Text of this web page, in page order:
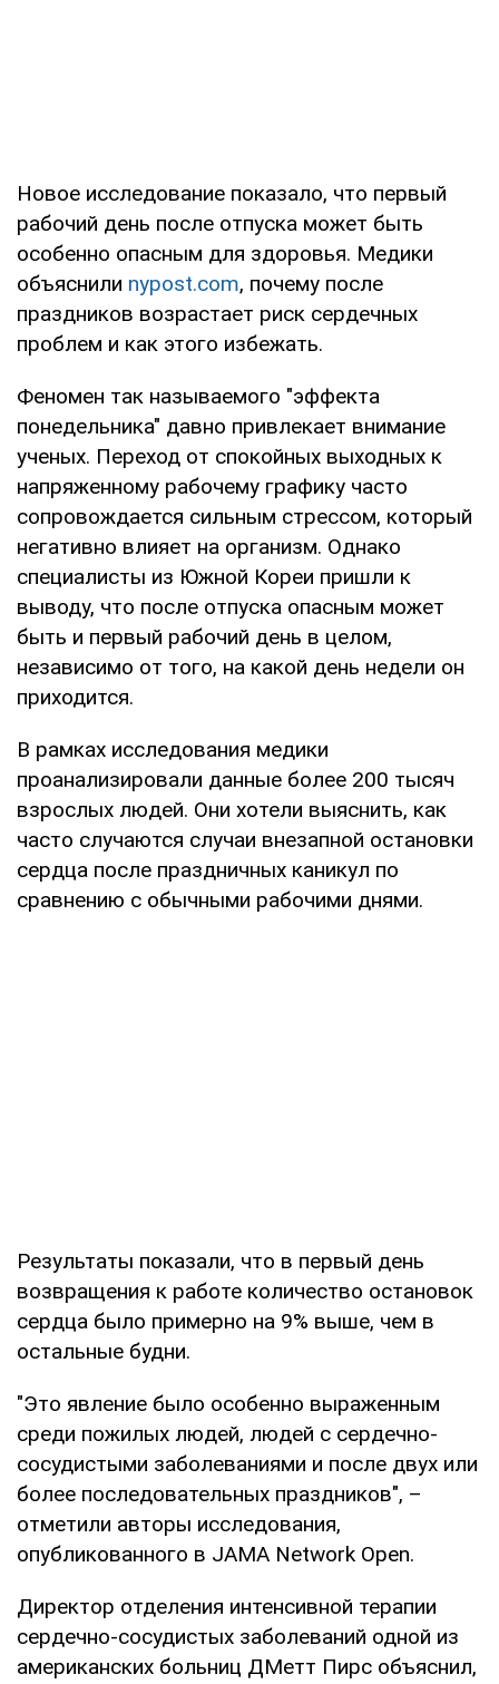
Новое исследование показало, что первый
рабочий день после отпуска может быть
особенно опасным для здоровья. Медики
объяснили nypost.com, почему после
праздников возрастает риск сердечных
проблем и как этого избежать.
Феномен так называемого "эффекта
понедельника" давно привлекает внимание
ученых. Переход от спокойных выходных к
напряженному рабочему графику часто
сопровождается сильным стрессом, который
негативно влияет на организм. Однако
специалисты из Южной Кореи пришли к
выводу, что после отпуска опасным может
быть и первый рабочий день в целом,
независимо от того, на какой день недели он
приходится.
В рамках исследования медики
проанализировали данные более 200 тысяч
взрослых людей. Они хотели выяснить, как
часто случаются случаи внезапной остановки
сердца после праздничных каникул по
сравнению с обычными рабочими днями.
Результаты показали, что в первый день
возвращения к работе количество остановок
сердца было примерно на 9% выше, чем в
остальные будни.
"Это явление было особенно выраженным
среди пожилых людей, людей с сердечно-
сосудистыми заболеваниями и после двух или
более последовательных праздников", –
отметили авторы исследования,
опубликованного в JAMA Network Open.
Директор отделения интенсивной терапии
сердечно-сосудистых заболеваний одной из
американских больниц ДМетт Пирс объяснил,